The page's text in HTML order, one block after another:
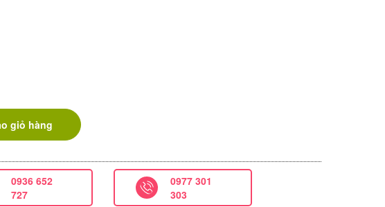
giỏ hàng
0936 652
727
0977 301
303